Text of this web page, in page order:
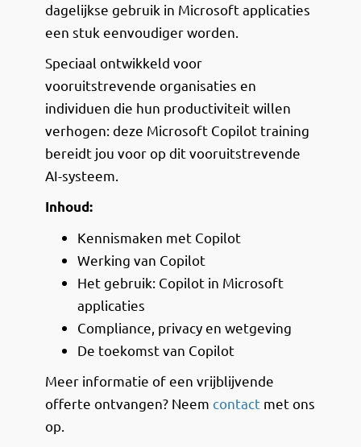
dagelijkse gebruik in Microsoft applicaties
een stuk eenvoudiger worden.
Speciaal ontwikkeld voor
vooruitstrevende organisaties en
individuen die hun productiviteit willen
verhogen: deze Microsoft Copilot training
bereidt jou voor op dit vooruitstrevende
AI-systeem.
Inhoud:
Kennismaken met Copilot
Werking van Copilot
Het gebruik: Copilot in Microsoft
applicaties
Compliance, privacy en wetgeving
De toekomst van Copilot
Meer informatie of een vrijblijvende
offerte ontvangen? Neem contact met ons
op.